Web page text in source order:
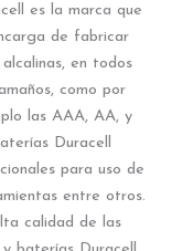
es la marca que
de fabricar
alcalinas, en todos
como por
las AAA, AA, y
Duracell
para uso de
entre otros.
calidad de las